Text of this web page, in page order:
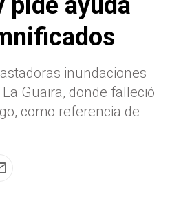
inundaciones
Guaira, donde falleció
como referencia de